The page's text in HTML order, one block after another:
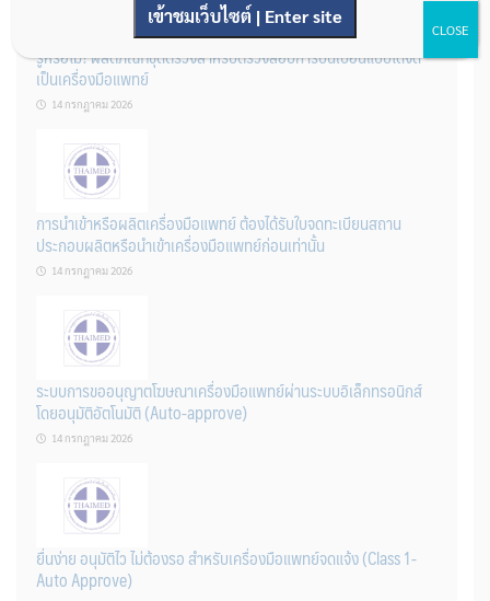
รู้หรือไม่? ผลิตภัณฑ์ชุดตรวจสําหรับตรวจสอบการปนเปื้อนแบบใดจัด
เป็นเครื่องมือแพทย์
14 กรกฎาคม 2026
การนำเข้าหรือผลิตเครื่องมือแพทย์ ต้องได้รับใบจดทะเบียนสถาน
ประกอบผลิตหรือนำเข้าเครื่องมือแพทย์ก่อนเท่านั้น
14 กรกฎาคม 2026
ระบบการขออนุญาตโฆษณาเครื่องมือแพทย์ผ่านระบบอิเล็กทรอนิกส์
โดยอนุมัติอัตโนมัติ (Auto-approve)
14 กรกฎาคม 2026
ยื่นง่าย อนุมัติไว ไม่ต้องรอ สำหรับเครื่องมือแพทย์จดแจ้ง (Class 1-
Auto Approve)
เข้าชมเว็บไซต์ | Enter site
CLOSE